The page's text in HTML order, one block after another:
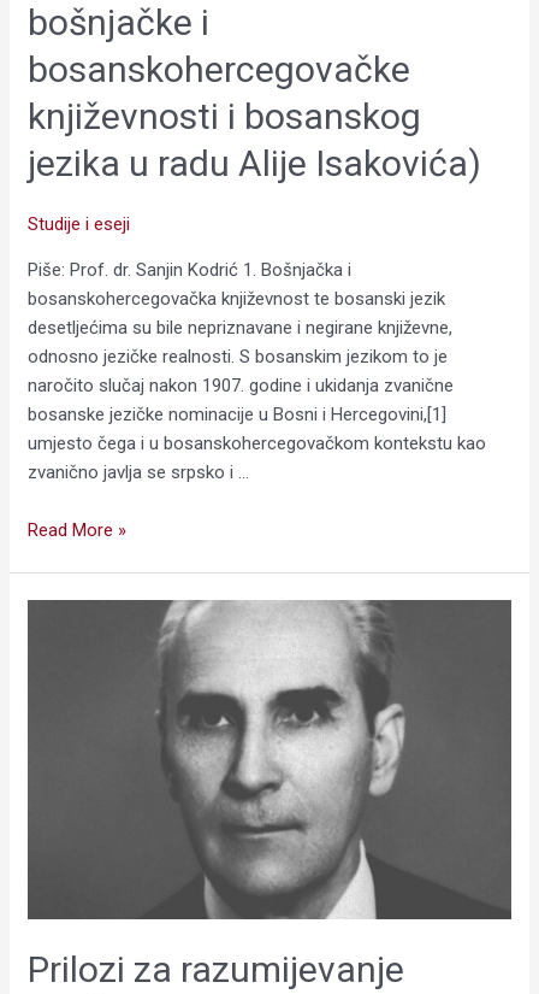
bošnjačke i
bosanskohercegovačke
književnosti i bosanskog
jezika u radu Alije Isakovića)
Studije i eseji
Piše: Prof. dr. Sanjin Kodrić 1. Bošnjačka i
bosanskohercegovačka književnost te bosanski jezik
desetljećima su bile nepriznavane i negirane književne,
odnosno jezičke realnosti. S bosanskim jezikom to je
naročito slučaj nakon 1907. godine i ukidanja zvanične
bosanske jezičke nominacije u Bosni i Hercegovini,[1]
umjesto čega i u bosanskohercegovačkom kontekstu kao
zvanično javlja se srpsko i …
bosanskog
jezika
u
Alije
Isakovića)
Read More »
Prilozi za razumijevanje
književnohistorijskog